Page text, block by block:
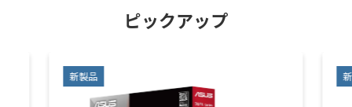
ピックアップ
新製品